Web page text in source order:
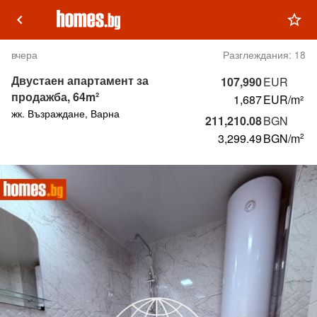
keyboard_arrow_left star_outline
вчера Разглеждания: 18
107,990EUR
1,687EUR/m²
211,210.08BGN
3,299.49BGN/m2
Двустаен апартамент за
продажба, 64m²
жк. Възраждане, Варна